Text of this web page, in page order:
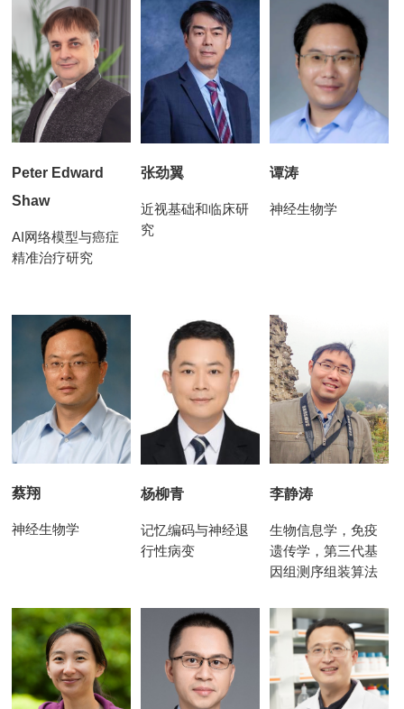
Peter Edward
Shaw
AI网络模型与癌症
精准治疗研究
张劲翼
近视基础和临床研
究
谭涛
神经生物学
蔡翔
神经生物学
杨柳青
记忆编码与神经退
行性病变
李静涛
生物信息学，免疫
遗传学，第三代基
因组测序组装算法